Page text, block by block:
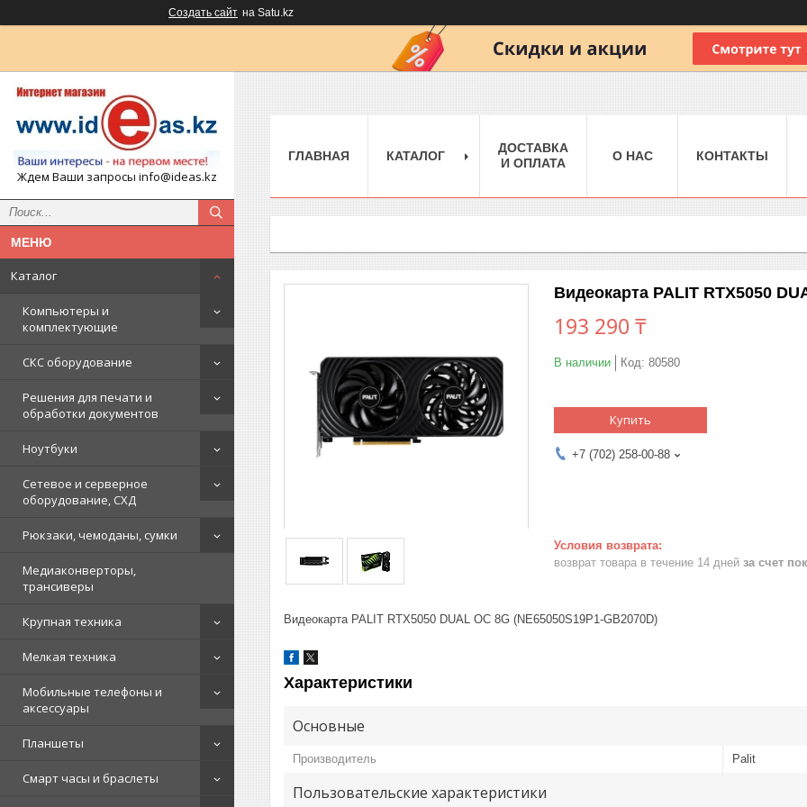
Создать сайт на Satu.kz
Ждем Ваши запросы info@ideas.kz
Каталог
Компьютеры и
комплектующие
СКС оборудование
Решения для печати и
обработки документов
Ноутбуки
Сетевое и серверное
оборудование, СХД
Рюкзаки, чемоданы, сумки
Медиаконверторы,
трансиверы
Крупная техника
Мелкая техника
Мобильные телефоны и
аксессуары
Планшеты
Смарт часы и браслеты
ГЛАВНАЯ КАТАЛОГ
ДОСТАВКА
И ОПЛАТА
О НАС КОНТАКТЫ
Видеокарта PALIT RTX5050
193 290 ₸
В наличии Код: 80580
Купить
+7 (702) 258-00-88
возврат товара в течение 14 дней за счет
Видеокарта PALIT RTX5050 DUAL OC 8G (NE65050S19P1-GB2070D)
Характеристики
Основные
Производитель Palit
Пользовательские характеристики